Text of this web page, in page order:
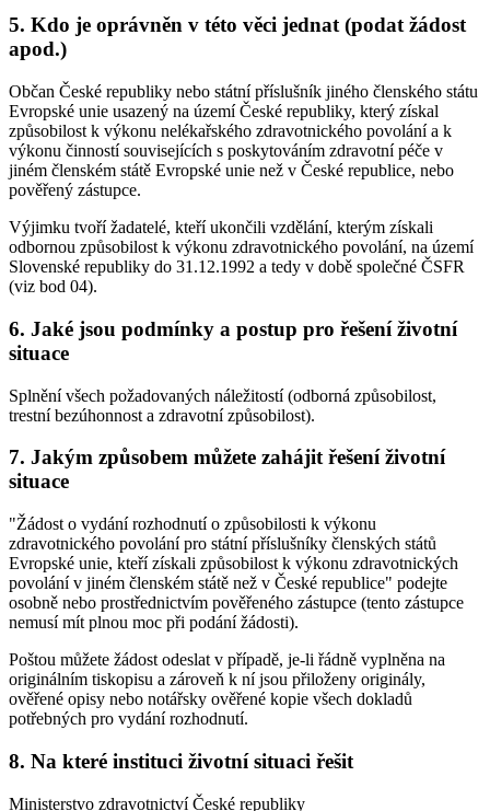
5. Kdo je oprávněn v této věci jednat (podat žádost
apod.)
Občan České republiky nebo státní příslušník jiného členského státu
Evropské unie usazený na území České republiky, který získal
způsobilost k výkonu nelékařského zdravotnického povolání a k
výkonu činností souvisejících s poskytováním zdravotní péče v
jiném členském státě Evropské unie než v České republice, nebo
pověřený zástupce.
Výjimku tvoří žadatelé, kteří ukončili vzdělání, kterým získali
odbornou způsobilost k výkonu zdravotnického povolání, na území
Slovenské republiky do 31.12.1992 a tedy v době společné ČSFR
(viz bod 04).
6. Jaké jsou podmínky a postup pro řešení životní
situace
Splnění všech požadovaných náležitostí (odborná způsobilost,
trestní bezúhonnost a zdravotní způsobilost).
7. Jakým způsobem můžete zahájit řešení životní
situace
"Žádost o vydání rozhodnutí o způsobilosti k výkonu
zdravotnického povolání pro státní příslušníky členských států
Evropské unie, kteří získali způsobilost k výkonu zdravotnických
povolání v jiném členském státě než v České republice" podejte
osobně nebo prostřednictvím pověřeného zástupce (tento zástupce
nemusí mít plnou moc při podání žádosti).
Poštou můžete žádost odeslat v případě, je-li řádně vyplněna na
originálním tiskopisu a zároveň k ní jsou přiloženy originály,
ověřené opisy nebo notářsky ověřené kopie všech dokladů
potřebných pro vydání rozhodnutí.
8. Na které instituci životní situaci řešit
Ministerstvo zdravotnictví České republiky